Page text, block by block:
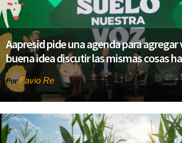
Aapresid pide una agenda para agregar
buena idea discutir las mismas cosas
PorFavio Re